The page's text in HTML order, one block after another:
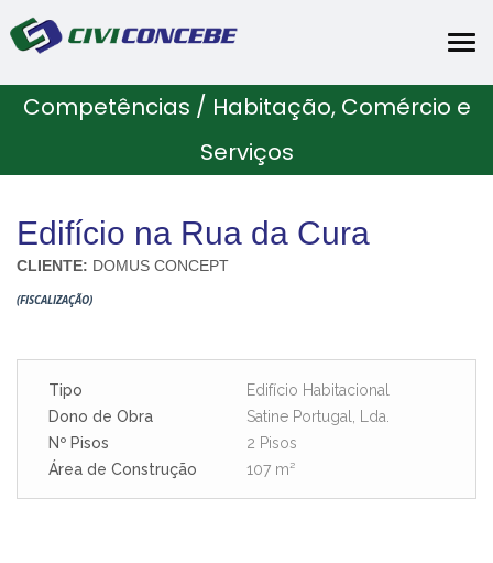
Competências / Habitação, Comércio e
Serviços
Edifício na Rua da Cura
CLIENTE: DOMUS CONCEPT
(FISCALIZAÇÃO)
Tipo
Edifício Habitacional
Dono de Obra
Satine Portugal, Lda.
Nº Pisos
2 Pisos
Área de Construção
107 m²